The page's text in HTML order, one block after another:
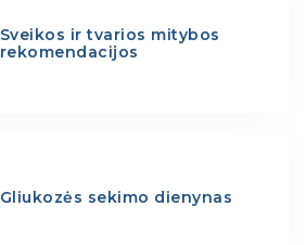
Sveikos ir tvarios mitybos
rekomendacijos
Gliukozės sekimo dienynas